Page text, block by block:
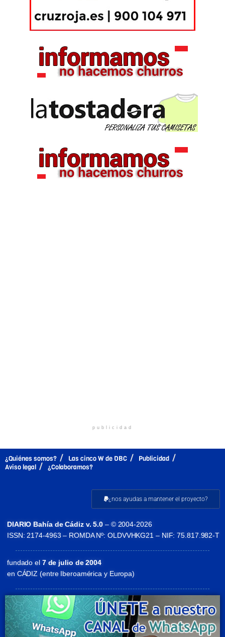
publicidad
¿Quiénes somos? Las cinco W de DBC
Publicidad
Aviso legal
¿Colaboramos?
¿nos ayudas a mantener el proyecto?
DIARIO Bahía de Cádiz v. 5.0 – © 2004-2026
ISSN: 2174-4963 – ROMDA Nº: OLDVVHKG21 – NIF: 75.817.982-T
fundado el7 de julio de 2004
en CÁDIZ (entre Iberoamérica y Europa)